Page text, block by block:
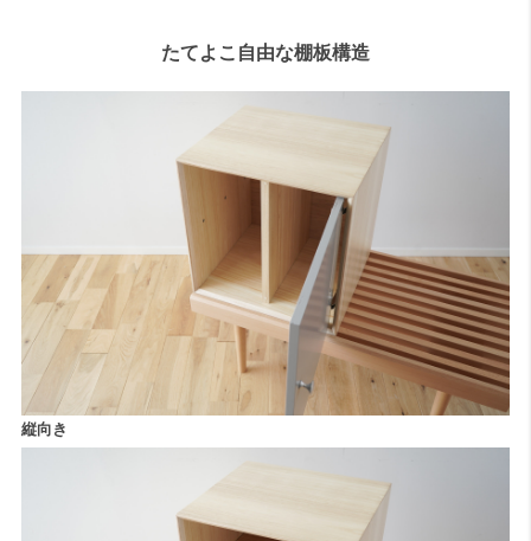
たてよこ自由な棚板構造
縦向き